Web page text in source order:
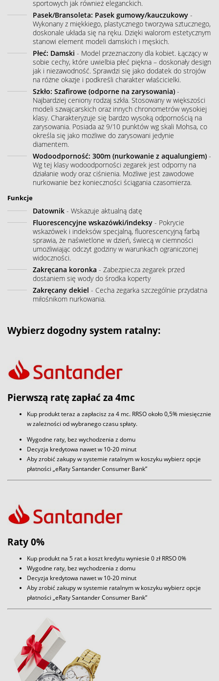
sportowych jak również eleganckich.
Pasek/Bransoleta: Pasek gumowy/kauczukowy -
Wykonany z miękkiego, plastycznego tworzywa sztucznego,
doskonale układa się na ręku. Dzięki walorom estetycznym
stanowi element modeli damskich i męskich.
Płeć: Damski - Model przeznaczony dla kobiet. Łączący w
sobie cechy, które uwielbia płeć piękna – doskonały design
jak i niezawodność. Sprawdzi się jako dodatek do strojów
na różne okazje i podkreśli charakter właścicielki.
Szkło: Szafirowe (odporne na zarysowania) -
Najbardziej ceniony rodzaj szkła. Stosowany w większości
modeli szwajcarskich oraz innych chronometrów wysokiej
klasy. Charakteryzuje się bardzo wysoką odpornością na
zarysowania. Posiada aż 9/10 punktów wg skali Mohsa, co
określa się jako możliwe do zarysowani jedynie
diamentem.
Wodoodporność: 300m (nurkowanie z aqualungiem) -
Wg tej klasy wodoodporności zegarek jest odporny na
działanie wody oraz ciśnienia. Możliwe jest zawodowe
nurkowanie bez konieczności ściągania czasomierza.
Funkcje
Datownik - Wskazuje aktualną datę
Fluorescencyjne wskazówki/indeksy - Pokrycie
wskazówek i indeksów specjalną, fluorescencyjną farbą
sprawia, że naświetlone w dzień, świecą w ciemności
umożliwiając odczyt godziny w warunkach ograniczonej
widoczności.
Zakręcana koronka - Zabezpiecza zegarek przed
dostaniem się wody do środka koperty
Zakręcany dekiel - Cecha zegarka szczególnie przydatna
miłośnikom nurkowania.
Wybierz dogodny system ratalny:
Pierwszą ratę zapłać za 4mc
Kup produkt teraz a zapłacisz za 4 mc. RRSO około 0,5% miesięcznie
w zależności od wybranego czasu spłaty.
Wygodne raty, bez wychodzenia z domu
Decyzja kredytowa nawet w 10-20 minut
Aby zrobić zakupy w systemie ratalnym w koszyku wybierz opcje
płatności „eRaty Santander Consumer Bank”
Raty 0%
Kup produkt na 5 rat a koszt kredytu wyniesie 0 zł RRSO 0%
Wygodne raty, bez wychodzenia z domu
Decyzja kredytowa nawet w 10-20 minut
Aby zrobić zakupy w systemie ratalnym w koszyku wybierz opcje
płatności „eRaty Santander Consumer Bank”